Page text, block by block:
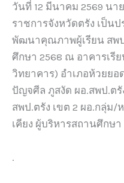
วันที่ 12 มีนาคม 2569 นา
ราชการจังหวัดตรัง เป็น
พัฒนาคุณภาพผู้เรียน สพป.
ศึกษา 2568 ณ อาคารเรีย
วิทยาคาร) อำเภอห้วยยอ
ปัญจศีล ภูสงัด ผอ.สพป.ต
สพป.ตรัง เขต 2 ผอ.กลุ่ม/
เคียง ผู้บริหารสถานศึกษ
.